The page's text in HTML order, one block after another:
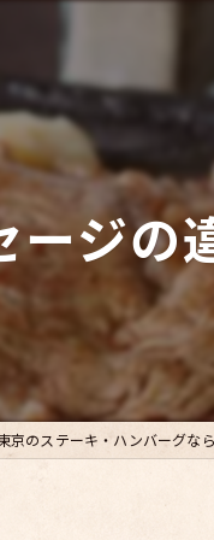
ージの
京のステーキ・ハンバーグな